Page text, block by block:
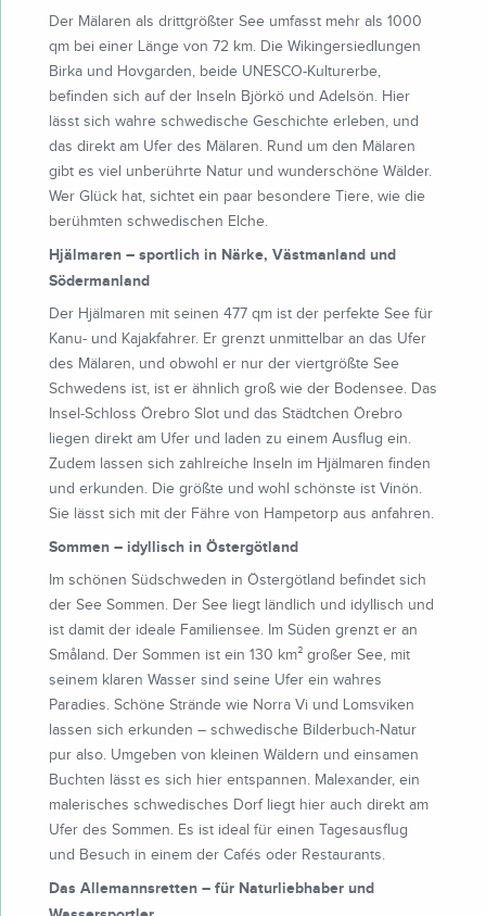
Der Mälaren als drittgrößter See umfasst mehr als 1000
qm bei einer Länge von 72 km. Die Wikingersiedlungen
Birka und Hovgarden, beide UNESCO-Kulturerbe,
befinden sich auf der Inseln Björkö und Adelsön. Hier
lässt sich wahre schwedische Geschichte erleben, und
das direkt am Ufer des Mälaren. Rund um den Mälaren
gibt es viel unberührte Natur und wunderschöne Wälder.
Wer Glück hat, sichtet ein paar besondere Tiere, wie die
berühmten schwedischen Elche.
Hjälmaren – sportlich in Närke, Västmanland und
Södermanland
Der Hjälmaren mit seinen 477 qm ist der perfekte See für
Kanu- und Kajakfahrer. Er grenzt unmittelbar an das Ufer
des Mälaren, und obwohl er nur der viertgrößte See
Schwedens ist, ist er ähnlich groß wie der Bodensee. Das
Insel-Schloss Örebro Slot und das Städtchen Örebro
liegen direkt am Ufer und laden zu einem Ausflug ein.
Zudem lassen sich zahlreiche Inseln im Hjälmaren finden
und erkunden. Die größte und wohl schönste ist Vinön.
Sie lässt sich mit der Fähre von Hampetorp aus anfahren.
Sommen – idyllisch in Östergötland
Im schönen Südschweden in Östergötland befindet sich
der See Sommen. Der See liegt ländlich und idyllisch und
ist damit der ideale Familiensee. Im Süden grenzt er an
Småland. Der Sommen ist ein 130 km² großer See, mit
seinem klaren Wasser sind seine Ufer ein wahres
Paradies. Schöne Strände wie Norra Vi und Lomsviken
lassen sich erkunden – schwedische Bilderbuch-Natur
pur also. Umgeben von kleinen Wäldern und einsamen
Buchten lässt es sich hier entspannen. Malexander, ein
malerisches schwedisches Dorf liegt hier auch direkt am
Ufer des Sommen. Es ist ideal für einen Tagesausflug
und Besuch in einem der Cafés oder Restaurants.
Das Allemannsretten – für Naturliebhaber und